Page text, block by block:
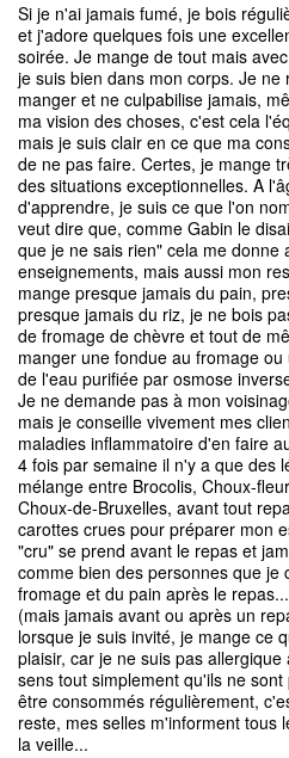
Si je n'ai jamais fumé, je bois
et j'adore quelques fois une
soirée. Je mange de tout mais
je suis bien dans mon corps. Je
manger et ne culpabilise jamais,
ma vision des choses, c'est cela
mais je suis clair en ce que ma
de ne pas faire. Certes, je mange
des situations exceptionnelles. A
d'apprendre, je suis ce que l'on
veut dire que, comme Gabin le
que je ne sais rien" cela me donne
enseignements, mais aussi mon
mange presque jamais du pain,
presque jamais du riz, je ne bois
de fromage de chèvre et tout de
manger une fondue au fromage
de l'eau purifiée par osmose
Je ne demande pas à mon
mais je conseille vivement mes
maladies inflammatoire d'en faire
4 fois par semaine il n'y a que des
mélange entre Brocolis, Choux-
Choux-de-Bruxelles, avant tout
carottes crues pour préparer mon
"cru" se prend avant le repas et
comme bien des personnes que je
fromage et du pain après le
(mais jamais avant ou après un
lorsque je suis invité, je mange ce
plaisir, car je ne suis pas
sens tout simplement qu'ils ne
être consommés régulièrement,
reste, mes selles m'informent tous
la veille...